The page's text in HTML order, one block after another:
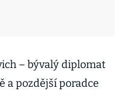
– bývalý diplomat
a pozdější poradce